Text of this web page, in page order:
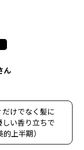
ん
けでなく髪に
い香り立ちで
上半期）